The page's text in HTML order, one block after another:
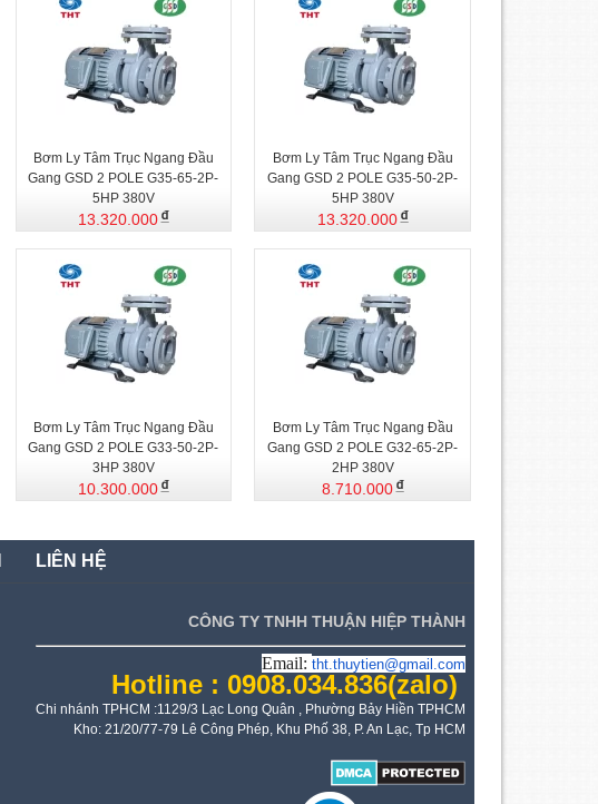
Bơm Ly Tâm Trục Ngang Đầu
Gang GSD 2 POLE G35-65-2P-
5HP 380V
13.320.000
Bơm Ly Tâm Trục Ngang Đầu
Gang GSD 2 POLE G35-50-2P-
5HP 380V
13.320.000
Bơm Ly Tâm Trục Ngang Đầu
Gang GSD 2 POLE G33-50-2P-
3HP 380V
10.300.000
Bơm Ly Tâm Trục Ngang Đầu
Gang GSD 2 POLE G32-65-2P-
2HP 380V
8.710.000
LIÊN HỆ
CÔNG TY TNHH THUẬN HIỆP THÀNH
Email: tht.thuytien@gmail.com
Hotline : 0908.034.836(zalo)
Chi nhánh TPHCM :1129/3 Lạc Long Quân , Phường Bảy Hiền TPHCM
Kho: 21/20/77-79 Lê Công Phép, Khu Phố 38, P. An Lạc, Tp HCM